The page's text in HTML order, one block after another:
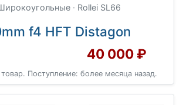
· Rollei SL66
f4 HFT Distagon
40 000 ₽
Поступление: более месяца назад.